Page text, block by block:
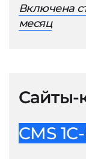
Включена
месяц
Сайты-
CMS